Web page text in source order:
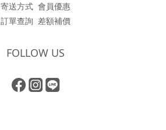
寄送方式 會員優惠
訂單查詢 差額補價
FOLLOW US